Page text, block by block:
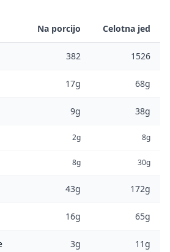
Na porcijo Celotna jed
382 1526
17g 68g
9g 38g
2g 8g
8g 30g
43g 172g
16g 65g
3g 11g